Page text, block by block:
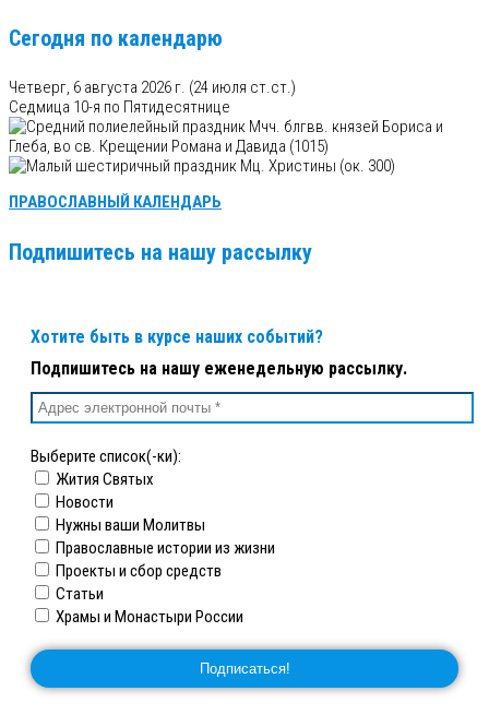
Сегодня по календарю
Четверг, 6 августа 2026 г. (24 июля ст.ст.)
Седмица 10-я по Пятидесятнице
Мчч. блгвв. князей Бориса и
Глеба, во св. Крещении Романа и Давида (1015)
Мц. Христины (ок. 300)
ПРАВОСЛАВНЫЙ КАЛЕНДАРЬ
Подпишитесь на нашу рассылку
Хотите быть в курсе наших событий?
Подпишитесь на нашу еженедельную рассылку.
Выберите список(-ки):
Жития Святых
Новости
Нужны ваши Молитвы
Православные истории из жизни
Проекты и сбор средств
Статьи
Храмы и Монастыри России